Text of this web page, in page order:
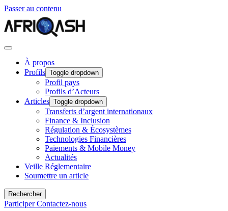
Passer au contenu
À propos
Profils Toggle dropdown
Profil pays
Profils d’Acteurs
Articles Toggle dropdown
Transferts d’argent internationaux
Finance & Inclusion
Régulation & Écosystèmes
Technologies Financières
Paiements & Mobile Money
Actualités
Veille Réglementaire
Soumettre un article
Rechercher
ParticiperContactez-nous